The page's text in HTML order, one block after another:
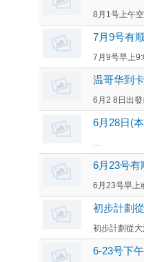
8月1号上午
7月9号有
7月9号早上
温哥华到
6月2 8日出發
6月28日(
6月23号有
6月23号早上
初步計劃
初步計劃從
6-23号下